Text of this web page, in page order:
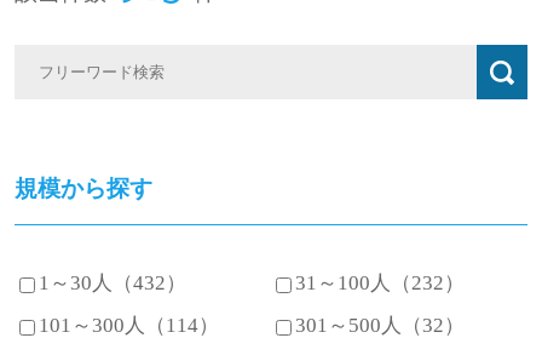
規模から探す
1～30人（432）
31～100人（232）
101～300人（114）
301～500人（32）